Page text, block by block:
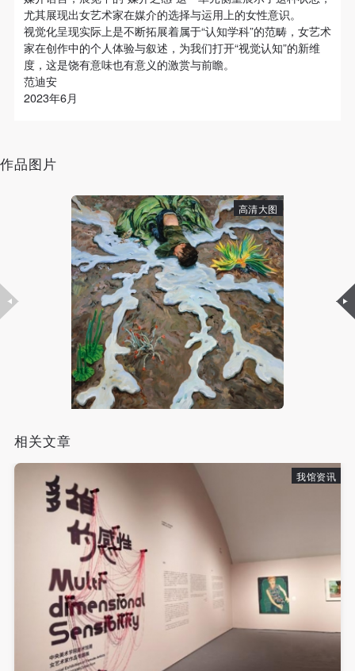
尤其展现出女艺术家在媒介的选择与运用上的女性意识。
视觉化呈现实际上是不断拓展着属于“认知学科”的范畴，女艺术
家在创作中的个人体验与叙述，为我们打开“视觉认知”的新维
度，这是饶有意味也有意义的激赏与前瞻。
范迪安
2023年6月
作品图片
高清大图
相关文章
我馆资讯
手机号码
发送验证码
手机号码将作为您的登录账号
验证码
登录
可使用雅昌艺术网会员账户登录
（1）、拍摄内容 乙方拍摄的带有甲方肖像的作品内
容包括：①中央美术学院美术馆②中央美术学院校园
内○3由中央美术学院公共教育部策划或执行的一切活
动。
（2）、使用形式 用于中央美术学院图书出版、销售
适用地域范围包括国内和国外。
（如杂志、网络等）。
三、肖像权使用期限
永久使用。
四、许可使用费用
带有甲方肖像作品的拍摄费用由乙方承担。
乙方于拍摄完带有甲方肖像的作品无需支付甲方任何
（1）、本协议未尽事宜，经双方友好协商后可作为
本协议的补充协议，并不得违反相关法律法规规定。
起生效。
（3）、本协议包括纸质档和电子档，纸质档—式二
份，甲乙双方各执一份，均具有同等法律效力。
活动参与者意味着接受并承担本协议的全部义务，未
同意者意味着放弃参加此次活动的权利。凡参加这次
活动前，必须事先与自己的家属沟通，取得家属同
意，同时知晓并同意本免责声明。参加者签名/勾选
后，视作其家属也已知晓并同意。
我已认真阅读上述条款，并且同意。
（1）、拍摄内容 乙方拍摄的带有甲方肖像的作品内
容包括：①中央美术学院美术馆②中央美术学院校园
内○3由中央美术学院公共教育部策划或执行的一切活
动。
（2）、使用形式 用于中央美术学院图书出版、销售
适用地域范围包括国内和国外。
（如杂志、网络等）。
三、肖像权使用期限
永久使用。
四、许可使用费用
带有甲方肖像作品的拍摄费用由乙方承担。
乙方于拍摄完带有甲方肖像的作品无需支付甲方任何
（1）、本协议未尽事宜，经双方友好协商后可作为
本协议的补充协议，并不得违反相关法律法规规定。
起生效。
（3）、本协议包括纸质档和电子档，纸质档—式二
份，甲乙双方各执一份，均具有同等法律效力。
活动参与者意味着接受并承担本协议的全部义务，未
同意者意味着放弃参加此次活动的权利。凡参加这次
活动前，必须事先与自己的家属沟通，取得家属同
意，同时知晓并同意本免责声明。参加者签名/勾选
后，视作其家属也已知晓并同意。
我已认真阅读上述条款，并且同意。
（1）、拍摄内容 乙方拍摄的带有甲方肖像的作品内
容包括：①中央美术学院美术馆②中央美术学院校园
内○3由中央美术学院公共教育部策划或执行的一切活
动。
（2）、使用形式 用于中央美术学院图书出版、销售
适用地域范围包括国内和国外。
（如杂志、网络等）。
三、肖像权使用期限
永久使用。
四、许可使用费用
带有甲方肖像作品的拍摄费用由乙方承担。
乙方于拍摄完带有甲方肖像的作品无需支付甲方任何
（1）、本协议未尽事宜，经双方友好协商后可作为
本协议的补充协议，并不得违反相关法律法规规定。
起生效。
（3）、本协议包括纸质档和电子档，纸质档—式二
份，甲乙双方各执一份，均具有同等法律效力。
活动参与者意味着接受并承担本协议的全部义务，未
同意者意味着放弃参加此次活动的权利。凡参加这次
活动前，必须事先与自己的家属沟通，取得家属同
意，同时知晓并同意本免责声明。参加者签名/勾选
后，视作其家属也已知晓并同意。
我已认真阅读上述条款，并且同意。